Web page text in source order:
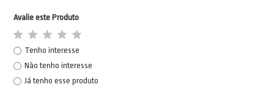
Avalie este Produto
Tenho interesse
Não tenho interesse
Já tenho esse produto